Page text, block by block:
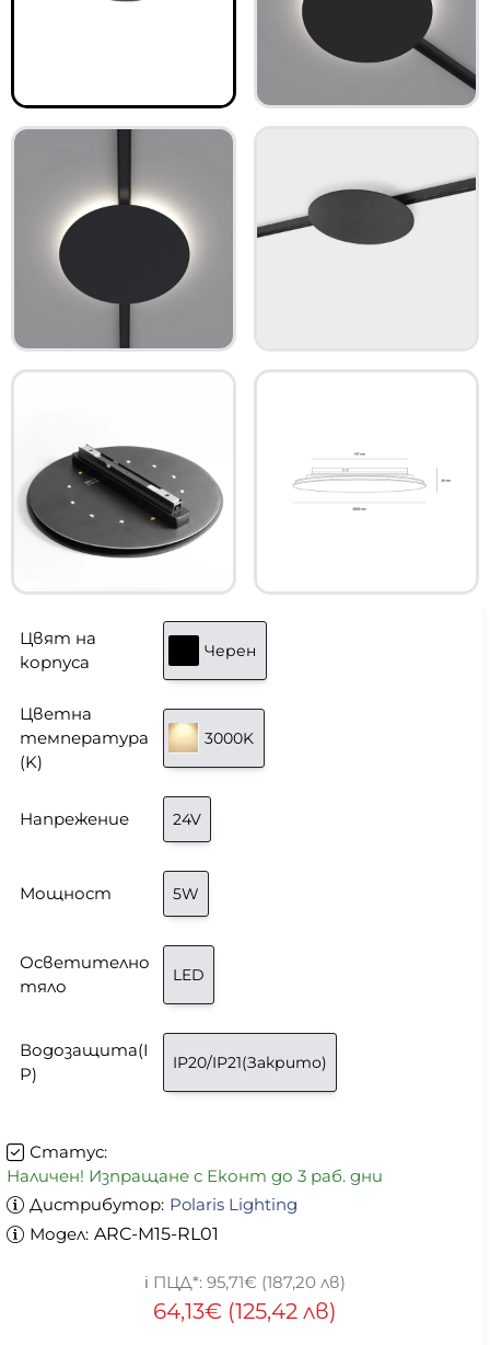
Статус:
Наличен! Изпращане с Еконт до 3 раб. дни
Дистрибутор: Polaris Lighting
Модел: ARC-M15-RL01
64,13€ (125,42 лв)
95,71€ (187,20 лв)
Цвят на
корпуса
Черен
Цветна
температура
(K)
3000K
Напрежение 24V
Мощност 5W
Осветително
тяло
LED
Водозащита(I
P)
IP20/IP21(Закрито)